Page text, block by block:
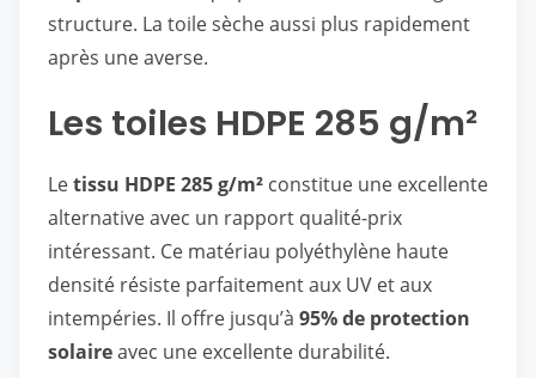
structure. La toile sèche aussi plus rapidement
après une averse.
Les toiles HDPE 285 g/m²
Letissu HDPE 285 g/m² constitue une excellente
alternative avec un rapport qualité-prix
intéressant. Ce matériau polyéthylène haute
densité résiste parfaitement aux UV et aux
intempéries. Il offre jusqu’à 95% de protection
solaireavec une excellente durabilité.